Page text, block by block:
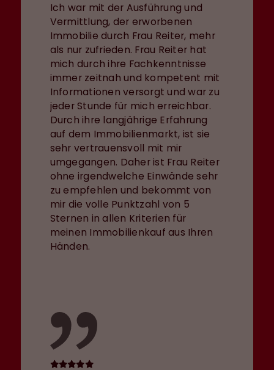
Ich war mit der Ausführung und
Vermittlung, der erworbenen
Immobilie durch Frau Reiter, mehr
als nur zufrieden. Frau Reiter hat
mich durch ihre Fachkenntnisse
immer zeitnah und kompetent mit
Informationen versorgt und war zu
jeder Stunde für mich erreichbar.
Durch ihre langjährige Erfahrung
auf dem Immobilienmarkt, ist sie
sehr vertrauensvoll mit mir
umgegangen. Daher ist Frau Reiter
ohne irgendwelche Einwände sehr
zu empfehlen und bekommt von
mir die volle Punktzahl von 5
Sternen in allen Kriterien für
meinen Immobilienkauf aus Ihren
Händen.